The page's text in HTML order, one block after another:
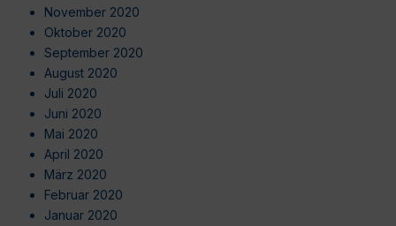
November 2020
Oktober 2020
September 2020
August 2020
Juli 2020
Juni 2020
Mai 2020
April 2020
März 2020
Februar 2020
Januar 2020